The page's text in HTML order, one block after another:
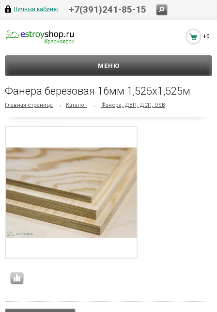
Личный кабинет +7(391)241-85-15
+0
МЕНЮ
Фанера березовая 16мм 1,525х1,525м
Главная страница → Каталог → Фанера, ДВП, ДСП, OSB